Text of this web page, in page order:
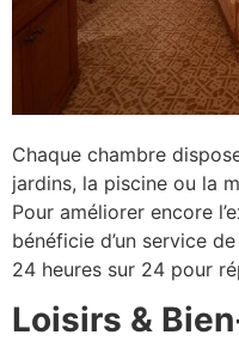
Chaque chambre
jardins, la piscine ou la
Pour améliorer encore
bénéficie d’un service
24 heures sur 24 pour
Loisirs &